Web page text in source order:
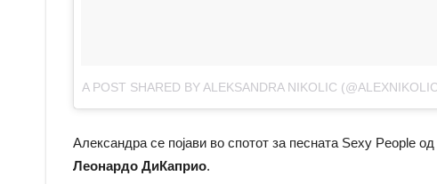
A POST SHARED BY ALEKSANDRA NIKOLIC
Александра се појави во спотот за песната Sexy People од
Леонардо ДиКаприо.